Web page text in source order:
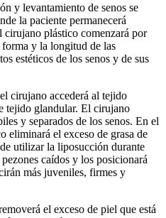
y levantamiento de senos se
la paciente permanecerá
plástico comenzará por
y la longitud de las
estéticos de los senos y de sus
cirujano accederá al tejido
tejido glandular. El cirujano
y separados de los senos. En el
eliminará el exceso de grasa de
utilizar la liposucción durante
caídos y los posicionará
más juveniles, firmes y
el exceso de piel que está